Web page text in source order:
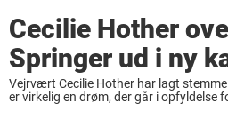
Cecilie Hother
Springer ud i ny
Vejrvært Cecilie Hother har lagt
er virkelig en drøm, der går i opfyldelse